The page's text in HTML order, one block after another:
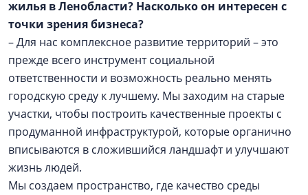
жилья в Ленобласти? Насколько он интересен с
точки зрения бизнеса?
– Для нас комплексное развитие территорий – это
прежде всего инструмент социальной
ответственности и возможность реально менять
городскую среду к лучшему. Мы заходим на старые
участки, чтобы построить качественные проекты с
продуманной инфраструктурой, которые органично
вписываются в сложившийся ландшафт и улучшают
жизнь людей.
Мы создаем пространство, где качество среды